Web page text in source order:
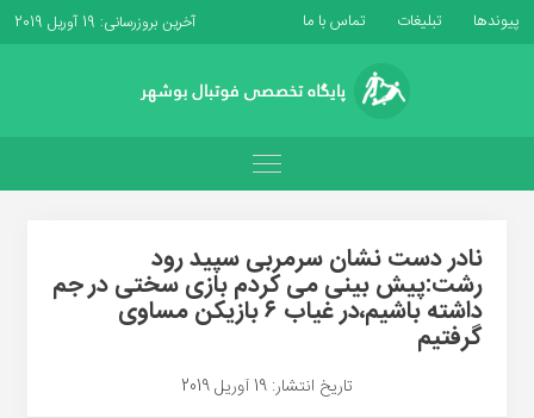
پیوندها تبلیغات تماس با ما آخرین بروزرسانی: 19 آوریل 2019
نادر دست نشان سرمربی سپید رود
رشت:پیش بینی می کردم بازی سختی در جم
داشته باشیم،در غیاب ۶ بازیکن مساوی
گرفتیم
تاریخ انتشار: 19 آوریل 2019